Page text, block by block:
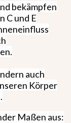
bekämpfen
C und E
auch
Körper
Maßen aus: